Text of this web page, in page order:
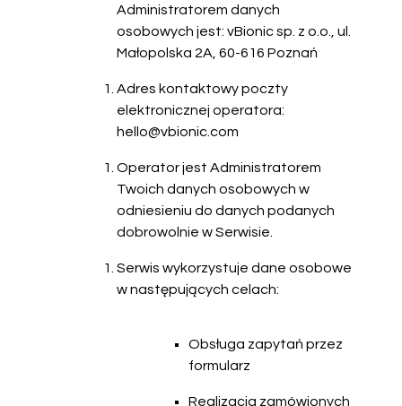
Administratorem danych
osobowych jest: vBionic sp. z o.o., ul.
Małopolska 2A, 60-616 Poznań
Adres kontaktowy poczty
elektronicznej operatora:
hello@vbionic.com
Operator jest Administratorem
Twoich danych osobowych w
odniesieniu do danych podanych
dobrowolnie w Serwisie.
Serwis wykorzystuje dane osobowe
w następujących celach:
Obsługa zapytań przez
formularz
Realizacja zamówionych